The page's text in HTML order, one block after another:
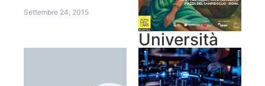
Settembre 24, 2015
Università